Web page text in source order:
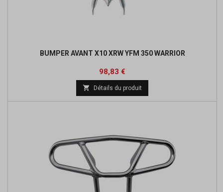
BUMPER AVANT X10 XRW YFM 350 WARRIOR
Prix
98,83 €
base
 Détails du produit